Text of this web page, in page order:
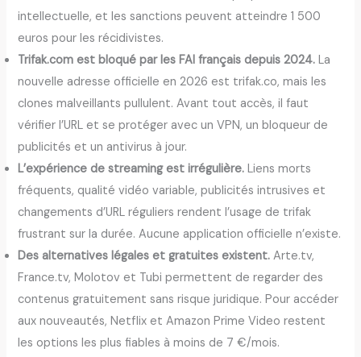
intellectuelle, et les sanctions peuvent atteindre 1 500
euros pour les récidivistes.
Trifak.com est bloqué par les FAI français depuis 2024. La
nouvelle adresse officielle en 2026 est trifak.co, mais les
clones malveillants pullulent. Avant tout accès, il faut
vérifier l’URL et se protéger avec un VPN, un bloqueur de
publicités et un antivirus à jour.
L’expérience de streaming est irrégulière. Liens morts
fréquents, qualité vidéo variable, publicités intrusives et
changements d’URL réguliers rendent l’usage de trifak
frustrant sur la durée. Aucune application officielle n’existe.
Des alternatives légales et gratuites existent. Arte.tv,
France.tv, Molotov et Tubi permettent de regarder des
contenus gratuitement sans risque juridique. Pour accéder
aux nouveautés, Netflix et Amazon Prime Video restent
les options les plus fiables à moins de 7 €/mois.